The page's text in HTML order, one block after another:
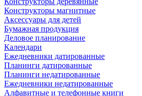
Конструкторы магнитные
Аксессуары для детей
Бумажная продукция
Деловое планирование
Календари
Ежедневники датированные
Планинги датированные
Планинги недатированные
Ежедневники недатированные
Алфавитные и телефонные книги